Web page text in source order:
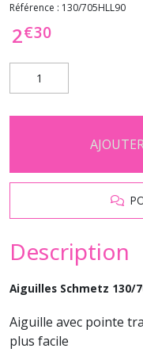
Référence : 130/705HLL90
2€30
Description
Aiguilles Schmetz 130/
Aiguille avec pointe
plus facile